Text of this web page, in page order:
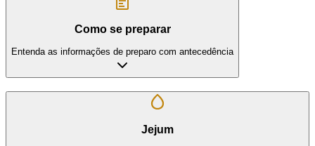
Como se preparar
Entenda as informações de preparo com antecedência
Jejum